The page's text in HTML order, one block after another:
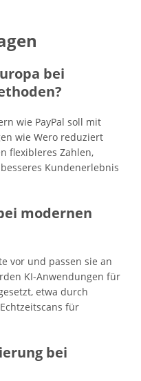
bei
wie PayPal soll mit
wie Wero reduziert
flexibleres Zahlen,
Kundenerlebnis
modernen
vor und passen sie an
KI-Anwendungen für
etwa durch
für
bei